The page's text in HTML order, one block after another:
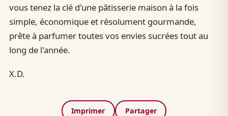
vous tenez la clé d'une pâtisserie maison à la fois
simple, économique et résolument gourmande,
prête à parfumer toutes vos envies sucrées tout au
long de l'année.
X.D.
Imprimer Partager